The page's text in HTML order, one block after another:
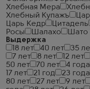
Хлебная Мера
Хлебный Купажъ
Царь Кедр
Цитадель
Росы
Шалахо Шато
Выдержка
18 лет
40 лет 35
7 лет
8 лет 12 лет
50 лет
70 лет 4 года
17 лет
21 год 23 года
80 лет
27 лет 9 лет